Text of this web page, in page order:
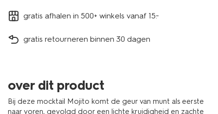
gratis afhalen in 500+ winkels vanaf 15.-
gratis retourneren binnen 30 dagen
over dit product
Bij deze mocktail Mojito komt de geur van munt als eerste
naar voren, gevolgd door een lichte kruidigheid en zachte